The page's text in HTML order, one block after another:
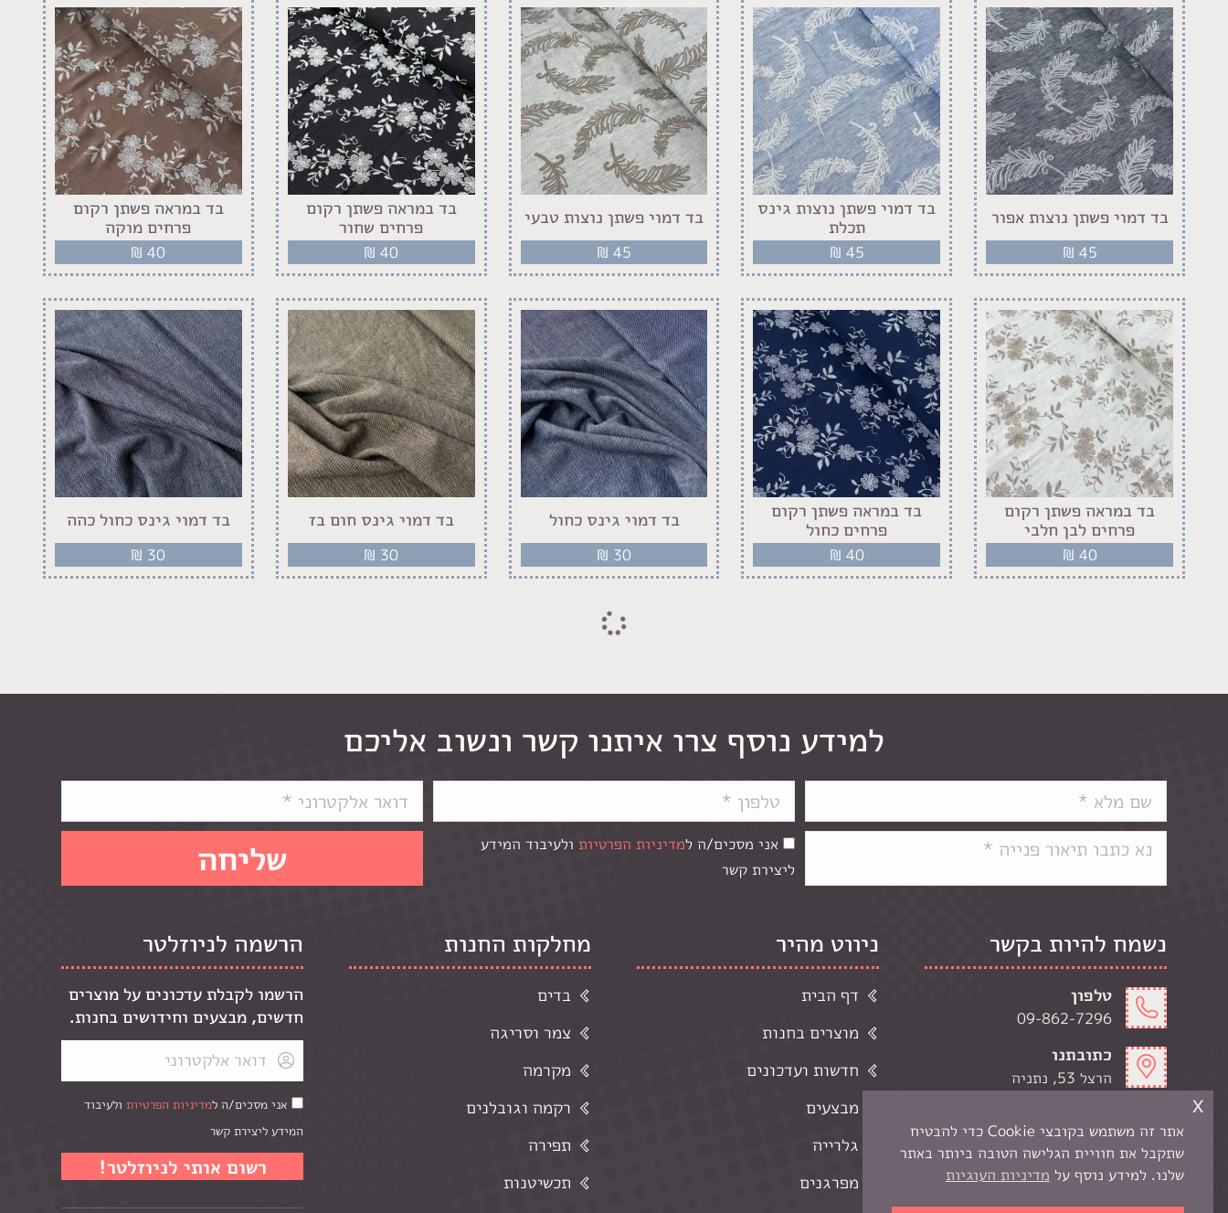
בד דמוי פשתן נוצות אפור
₪ 45
בד דמוי פשתן נוצות גינס
תכלת
₪ 45
בד דמוי פשתן נוצות טבעי
₪ 45
בד במראה פשתן רקום
פרחים שחור
₪ 40
בד במראה פשתן רקום
פרחים מוקה
₪ 40
בד במראה פשתן רקום
פרחים לבן חלבי
₪ 40
בד במראה פשתן רקום
פרחים כחול
₪ 40
בד דמוי גינס כחול
₪ 30
בד דמוי גינס חום בז
₪ 30
בד דמוי גינס כחול כהה
₪ 30
למידע נוסף צרו איתנו קשר ונשוב אליכם
אני מסכים/ה למדיניות הפרטיות ולעיבוד המידע
ליצירת קשר
נשמח להיות בקשר
טלפון
09-862-7296
כתובתנו
הרצל 53, נתניה
kerenart7@gmail.com
שעות פתיחה
ניווט מהיר
דף הבית
מוצרים בחנות
חדשות ועדכונים
מבצעים
גלרייה
מפרגנים
מחלקות החנות
בדים
צמר וסריגה
מקרמה
רקמה וגובלנים
תפירה
תכשיטנות
הרשמה לניוזלטר
הרשמו לקבלת עדכונים על מוצרים
חדשים, מבצעים וחידושים בחנות.
אני מסכים/ה למדיניות הפרטיות ולעיבוד
המידע ליצירת קשר
אתר זה משתמש בקובצי Cookie כדי להבטיח
שתקבל את חוויית הגלישה הטובה ביותר באתר
שלנו. למידע נוסף על מדיניות העוגיות
x